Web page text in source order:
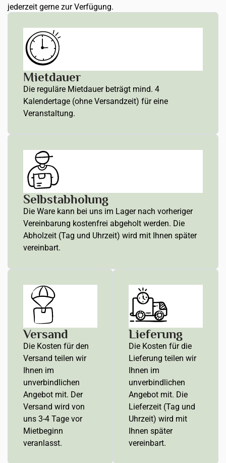
jederzeit gerne zur Verfügung.
Mietdauer
Die reguläre Mietdauer beträgt mind. 4
Kalendertage (ohne Versandzeit) für eine
Veranstaltung.
Selbstabholung
Die Ware kann bei uns im Lager nach vorheriger
Vereinbarung kostenfrei abgeholt werden. Die
Abholzeit (Tag und Uhrzeit) wird mit Ihnen später
vereinbart.
Versand
Die Kosten für den
Versand teilen wir
Ihnen im
unverbindlichen
Angebot mit. Der
Versand wird von
uns 3-4 Tage vor
Mietbeginn
veranlasst.
Lieferung
Die Kosten für die
Lieferung teilen wir
Ihnen im
unverbindlichen
Angebot mit. Die
Lieferzeit (Tag und
Uhrzeit) wird mit
Ihnen später
vereinbart.